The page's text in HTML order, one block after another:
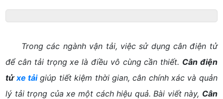
Trong các ngành vận tải, việc sử dụng cân điện tử
để cân tải trọng xe là điều vô cùng cần thiết. Cân điện
tửxe tảigiúp tiết kiệm thời gian, cân chính xác và quản
lý tải trọng của xe một cách hiệu quả. Bài viết này, Cân